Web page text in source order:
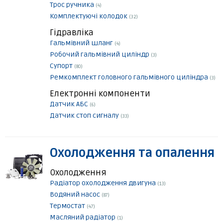
Трос ручника (4)
Комплектуючі колодок (32)
Гідравліка
Гальмівний шланг (4)
Робочий гальмівний циліндр (3)
Супорт (80)
Ремкомплект головного гальмівного циліндра (3)
Електронні компоненти
Датчик АБС (6)
Датчик стоп сигналу (33)
Охолодження та опалення
Охолодження
Радіатор охолодження двигуна (13)
Водяний насос (87)
Термостат (47)
Масляний радіатор (1)